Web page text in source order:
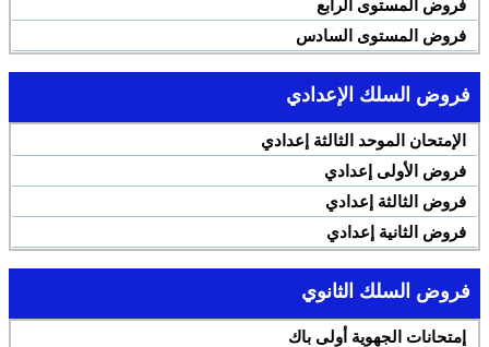
فروض المستوى الرابع
فروض المستوى السادس
فروض السلك الإعدادي
الإمتحان الموحد الثالثة إعدادي
فروض الأولى إعدادي
فروض الثالثة إعدادي
فروض الثانية إعدادي
فروض السلك الثانوي
إمتحانات الجهوية أولى باك